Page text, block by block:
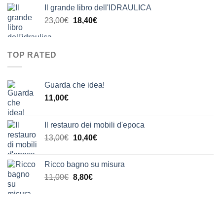
prezzo:
da
Il grande libro dell'IDRAULICA
23,00€ Il
18,40€Il
TOP RATED
Guarda che idea!
11,00€
Il restauro dei mobili d'epoca
13,00€ Il
era:
13,00€.
10,40€Il
è:
Ricco bagno su misura
11,00€ Il
8,80€Il